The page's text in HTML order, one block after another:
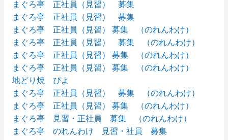
まぐろ亭 正社員（見習） 募集
まぐろ亭 正社員（見習） 募集
まぐろ亭 正社員（見習） 募集 （のれんわけ）
まぐろ亭 正社員（見習） 募集 （のれんわけ）
まぐろ亭 正社員（見習） 募集 （のれんわけ）
まぐろ亭 正社員（見習） 募集 （のれんわけ）
地どり焼 ぴよ
まぐろ亭 正社員（見習） 募集 （のれんわけ）
まぐろ亭 正社員（見習） 募集 （のれんわけ）
まぐろ亭 見習・正社員 募集 （のれんわけ）
まぐろ亭 のれんわけ 見習・社員 募集